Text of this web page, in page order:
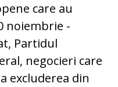
care au
noiembrie -
Partidul
negocieri care
excluderea din